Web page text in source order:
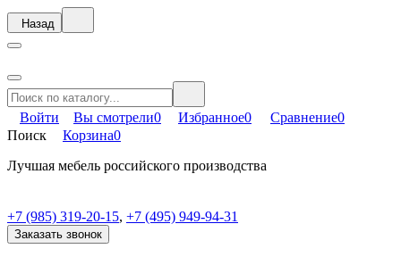
Назад
Войти Вы смотрели0 Избранное0 Сравнение0
Поиск
Корзина0
Лучшая мебель российского производства
+7 (985) 319-20-15, +7 (495) 949-94-31
Заказать звонок